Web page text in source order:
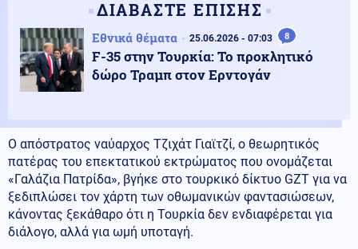
ΔΙΑΒΑΣΤΕ ΕΠΙΣΗΣ
Εθνικά θέματα 25.06.2026 - 07:03 8
F-35 στην Τουρκία: Το προκλητικό
δώρο Τραμπ στον Ερντογάν
Ο απόστρατος ναύαρχος Τζιχάτ Γιαϊτζί, ο θεωρητικός
πατέρας του επεκτατικού εκτρώματος που ονομάζεται
«Γαλάζια Πατρίδα», βγήκε στο τουρκικό δίκτυο GZT για να
ξεδιπλώσει τον χάρτη των οθωμανικών φαντασιώσεων,
κάνοντας ξεκάθαρο ότι η Τουρκία δεν ενδιαφέρεται για
διάλογο, αλλά για ωμή υποταγή.